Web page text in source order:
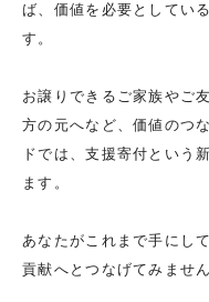
ば、価値を必要としてい
す。
お譲りできるご家族やご
方の元へなど、価値のつ
ドでは、支援寄付という
ます。
あなたがこれまで手にし
貢献へとつなげてみません